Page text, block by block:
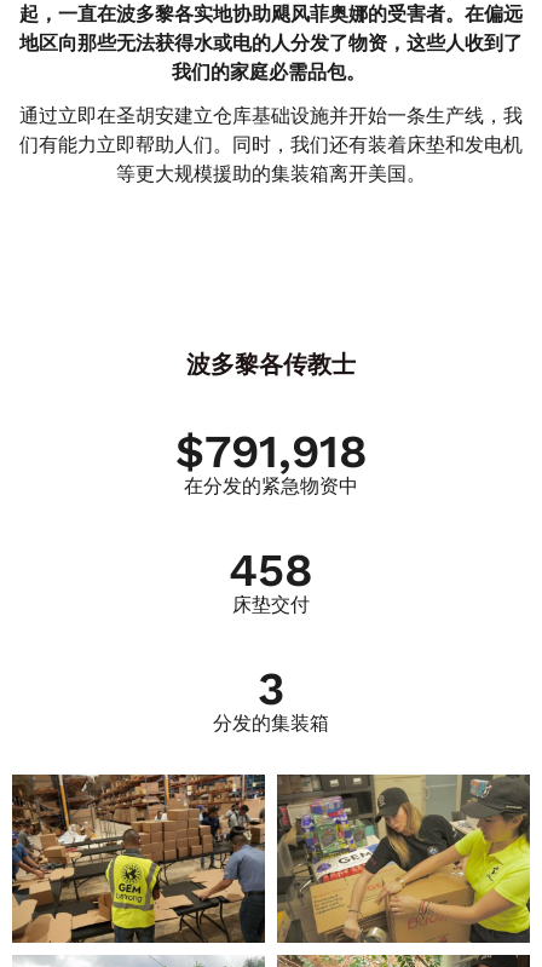
起，一直在波多黎各实地协助飓风菲奥娜的受害者。在偏远
地区向那些无法获得水或电的人分发了物资，这些人收到了
我们的家庭必需品包。
通过立即在圣胡安建立仓库基础设施并开始一条生产线，我
们有能力立即帮助人们。同时，我们还有装着床垫和发电机
等更大规模援助的集装箱离开美国。
波多黎各传教士
在分发的紧急物资中
$791,918
床垫交付
458
分发的集装箱
3